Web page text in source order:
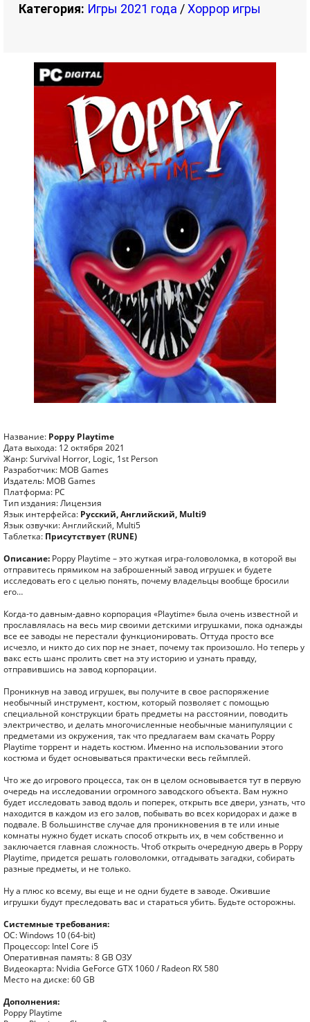
Категория: Игры 2021 года /Хоррор игры
Название: Poppy Playtime
Дата выхода: 12 октября 2021
Жанр: Survival Horror, Logic, 1st Person
Разработчик: MOB Games
Издатель: MOB Games
Платформа: PC
Тип издания: Лицензия
Язык интерфейса: Русский, Английский, Multi9
Язык озвучки: Английский, Multi5
Таблетка: Присутствует (RUNE)
Описание: Poppy Playtime – это жуткая игра-головоломка, в которой вы
отправитесь прямиком на заброшенный завод игрушек и будете
исследовать его с целью понять, почему владельцы вообще бросили
его…
Когда-то давным-давно корпорация «Playtime» была очень известной и
прославлялась на весь мир своими детскими игрушками, пока однажды
все ее заводы не перестали функционировать. Оттуда просто все
исчезло, и никто до сих пор не знает, почему так произошло. Но теперь у
вакс есть шанс пролить свет на эту историю и узнать правду,
отправившись на завод корпорации.
Проникнув на завод игрушек, вы получите в свое распоряжение
необычный инструмент, костюм, который позволяет с помощью
специальной конструкции брать предметы на расстоянии, поводить
электричество, и делать многочисленные необычные манипуляции с
предметами из окружения, так что предлагаем вам скачать Poppy
Playtime торрент и надеть костюм. Именно на использовании этого
костюма и будет основываться практически весь геймплей.
Что же до игрового процесса, так он в целом основывается тут в первую
очередь на исследовании огромного заводского объекта. Вам нужно
будет исследовать завод вдоль и поперек, открыть все двери, узнать, что
находится в каждом из его залов, побывать во всех коридорах и даже в
подвале. В большинстве случае для проникновения в те или иные
комнаты нужно будет искать способ открыть их, в чем собственно и
заключается главная сложность. Чтоб открыть очередную дверь в Poppy
Playtime, придется решать головоломки, отгадывать загадки, собирать
разные предметы, и не только.
Ну а плюс ко всему, вы еще и не одни будете в заводе. Ожившие
игрушки будут преследовать вас и стараться убить. Будьте осторожны.
Системные требования:
ОС: Windows 10 (64-bit)
Процессор: Intel Core i5
Оперативная память: 8 GB ОЗУ
Видеокарта: Nvidia GeForce GTX 1060 / Radeon RX 580
Место на диске: 60 GB
Дополнения:
Poppy Playtime